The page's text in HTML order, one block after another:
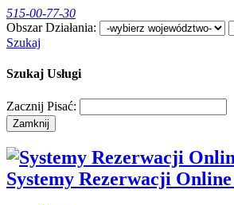
515-00-77-30
Obszar Działania:
Szukaj
Szukaj Usługi
Zacznij Pisać:
Zamknij
​Systemy Rezerwacji